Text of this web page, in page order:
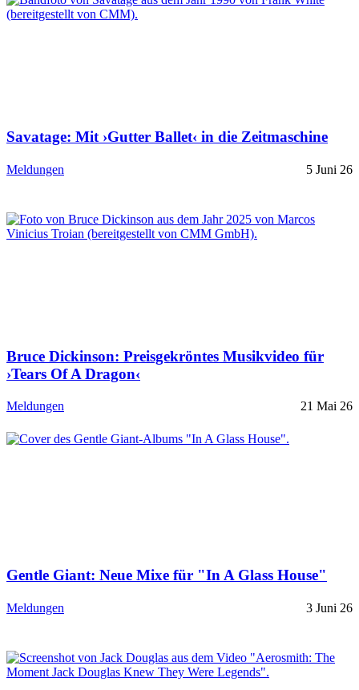
Savatage: Mit ›Gutter Ballet‹ in die Zeitmaschine
Meldungen 5 Juni 26
Bruce Dickinson: Preisgekröntes Musikvideo für
›Tears Of A Dragon‹
Meldungen 21 Mai 26
Gentle Giant: Neue Mixe für "In A Glass House"
Meldungen 3 Juni 26